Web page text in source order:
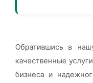
Обратившись в
качественные
бизнеса и